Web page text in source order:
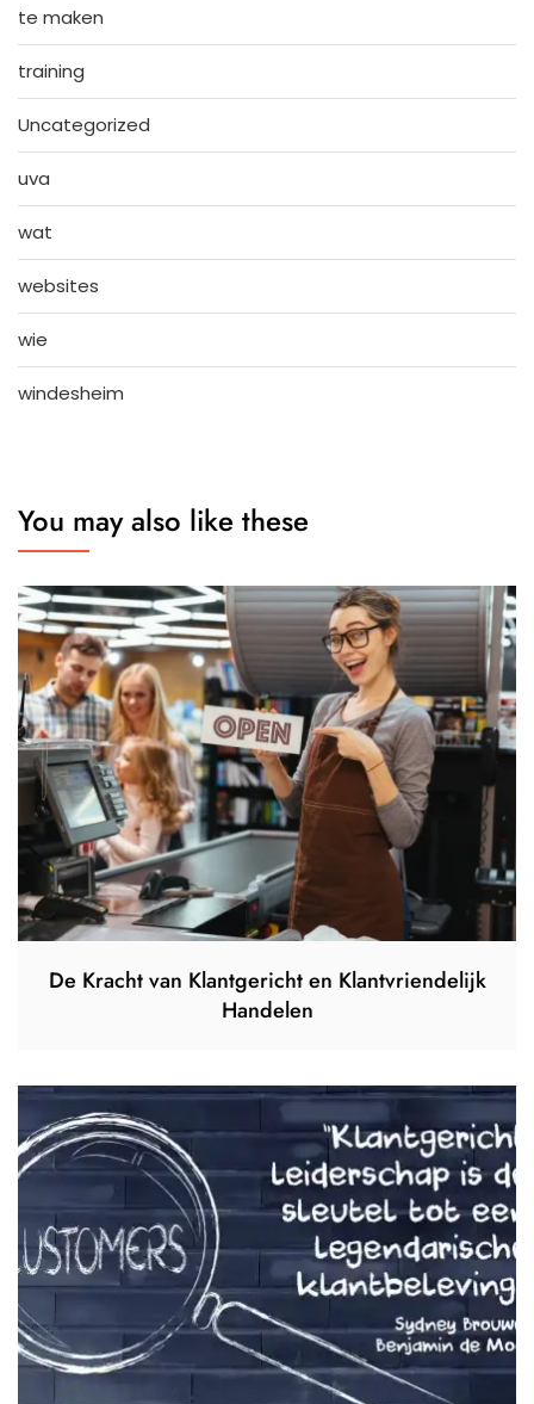
te maken
training
Uncategorized
uva
wat
websites
wie
windesheim
You may also like these
De Kracht van Klantgericht en Klantvriendelijk
Handelen